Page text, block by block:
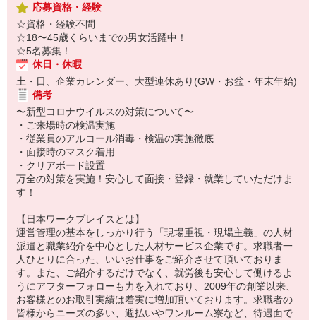
応募資格・経験
☆資格・経験不問
☆18〜45歳くらいまでの男女活躍中！
☆5名募集！
休日・休暇
土・日、企業カレンダー、大型連休あり(GW・お盆・年末年始)
備考
〜新型コロナウイルスの対策について〜
・ご来場時の検温実施
・従業員のアルコール消毒・検温の実施徹底
・面接時のマスク着用
・クリアボード設置
万全の対策を実施！安心して面接・登録・就業していただけま
す！
【日本ワークプレイスとは】
運営管理の基本をしっかり行う「現場重視・現場主義」の人材
派遣と職業紹介を中心とした人材サービス企業です。求職者一
人ひとりに合った、いいお仕事をご紹介させて頂いておりま
す。また、ご紹介するだけでなく、就労後も安心して働けるよ
うにアフターフォローも力を入れており、2009年の創業以来、
お客様とのお取引実績は着実に増加頂いております。求職者の
皆様からニーズの多い、週払いやワンルーム寮など、待遇面で